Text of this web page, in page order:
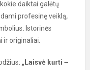
daiktai galėtų
profesinę veiklą,
Istorinės
ir originaliai.
„Laisvė kurti –